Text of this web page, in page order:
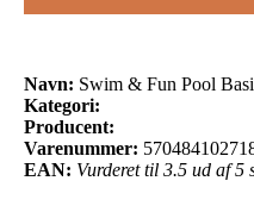
Navn: Swim & Fun Pool
Kategori:
Producent:
Varenummer:
EAN: Vurderet til 3.5 ud af 5